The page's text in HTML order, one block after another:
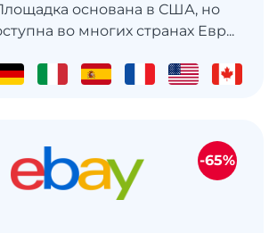
основана в США, но
во многих странах Евр...
-65%